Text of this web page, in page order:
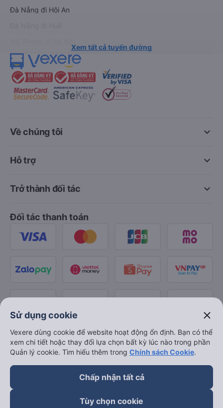
Đà Nẵng đi Hội An
Xem tất cả tuyến đường
keyboard_arrow_down
Về chúng tôi
keyboard_arrow_down
Hỗ trợ
keyboard_arrow_down
Trở thành đối tác
Đối tác thanh toán
Sử dụng cookie close
Vexere dùng cookie để website hoạt động ổn định. Bạn có thể
xem chi tiết hoặc thay đổi lựa chọn bất kỳ lúc nào trong phần
Quản lý cookie. Tìm hiểu thêm trong Chính sách Cookie.
Chấp nhận tất cả
Tùy chọn cookie